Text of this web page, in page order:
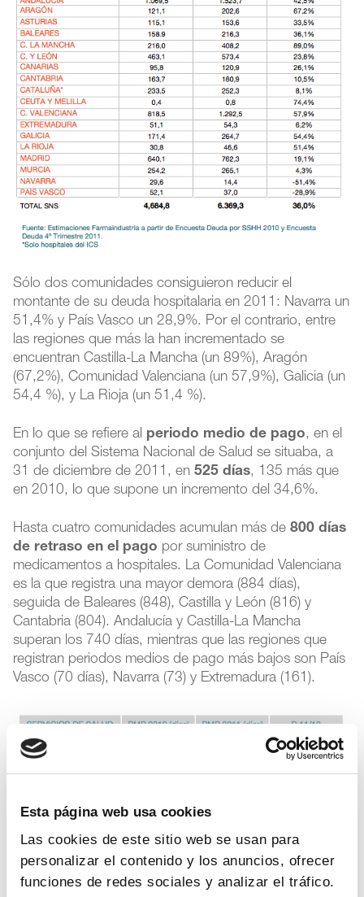
Esta página web usa cookies
Las cookies de este sitio web se usan para
personalizar el contenido y los anuncios, ofrecer
funciones de redes sociales y analizar el tráfico.
Sólo dos comunidades consiguieron reducir el
montante de su deuda hospitalaria en 2011: Navarra un
51,4% y País Vasco un 28,9%. Por el contrario, entre
las regiones que más la han incrementado se
encuentran Castilla-La Mancha (un 89%), Aragón
(67,2%), Comunidad Valenciana (un 57,9%), Galicia (un
54,4 %), y La Rioja (un 51,4 %).
En lo que se refiere al periodo medio de pago, en el
conjunto del Sistema Nacional de Salud se situaba, a
31 de diciembre de 2011, en525 días, 135 más que
en 2010, lo que supone un incremento del 34,6%.
Hasta cuatro comunidades acumulan más de800 días
de retraso en el pago por suministro de
medicamentos a hospitales. La Comunidad Valenciana
es la que registra una mayor demora (884 días),
seguida de Baleares (848), Castilla y León (816) y
Cantabria (804). Andalucía y Castilla-La Mancha
superan los 740 días, mientras que las regiones que
registran periodos medios de pago más bajos son País
Vasco (70 días), Navarra (73) y Extremadura (161).